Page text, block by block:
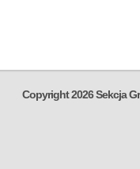
Copyright 2026 Sekcja